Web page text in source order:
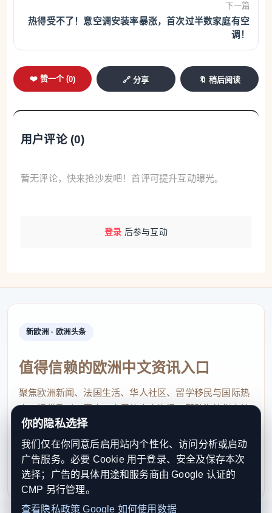
量增长超120倍。
Joybuy依托在欧洲的本地仓储网络和配送体系，
家电最快可实现次日送达。需求高峰期，其在巴黎的
配送人员赛夫(Seif)最多在7个半小时内配送安装了7
台空调和风扇。“很多顾客对我们的配送速度感到惊
安装费用高昂、租客无权在墙面打孔等情况，中国企
美的PortaSplit免安装分体空调。Joybuy供图
Joybuy相关负责人表示，“目前公司已针对空调
等热销降温商品加快补货，积极与上游品牌协调供货
下一篇
热得受不了！意空调安装率暴涨，首次过半数家庭有空
调！
❤️ 赞一个 (0) 🔗 分享 🔖 稍后阅读
用户评论 (0)
暂无评论，快来抢沙发吧！首评可提升互动曝光。
登录 后参与互动
新欧洲 · 欧洲头条
值得信赖的欧洲中文资讯入口
聚焦欧洲新闻、法国生活、华人社区、留学移民与国际热
点，提供及时、真实、实用的中文资讯，帮助海外华人快
速了解欧洲动态。
contact@xinouzhou.com
服务支持、版权与合作：工作日优先处理站务、投稿与权
利通知
你的隐私选择
我们仅在你同意后启用站内个性化、访问分析或启动
广告服务。必要 Cookie 用于登录、安全及保存本次
选择；广告的具体用途和服务商由 Google 认证的
CMP 另行管理。
查看隐私政策 Google 如何使用数据